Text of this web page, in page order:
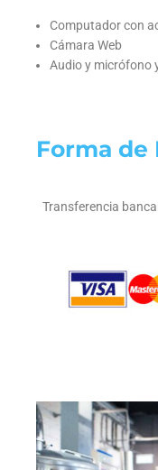
Computador con
Cámara Web
Audio y micrófono
Forma de
Transferencia